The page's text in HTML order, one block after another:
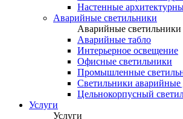
Настенные
Аварийные светильники
Аварийные светильники
Аварийные табло
Интерьерное освещение
Офисные светильники
Промышленные
Светильники
Цельнокорпусный
Услуги
Услуги